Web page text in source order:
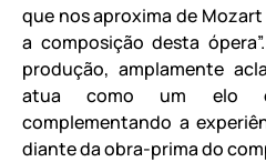
que nos aproxima de
a composição desta
produção, amplamente
atua como um elo
complementando a
diante da obra-prima do